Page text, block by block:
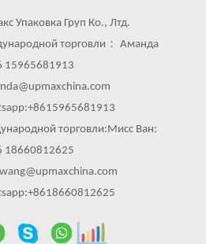
Упаковка Груп Ко., Лтд.
торговли： Аманда
15965681913
торговли:Мисс Ван:
18660812625